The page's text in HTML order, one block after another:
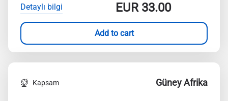
Detaylı bilgi EUR33.00
Add to cart
Kapsam Güney Afrika